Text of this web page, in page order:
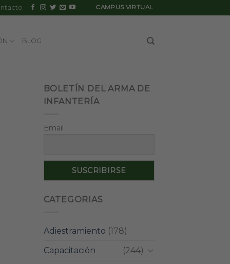
CAMPUS VIRTUAL
BLOG
BOLETÍN DEL ARMA DE
INFANTERÍA
Email
CATEGORIAS
Adiestramiento (178)
Capacitación
(244)